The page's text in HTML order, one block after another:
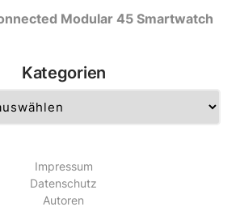
Modular 45 Smartwatch
Kategorien
Impressum
Datenschutz
Autoren